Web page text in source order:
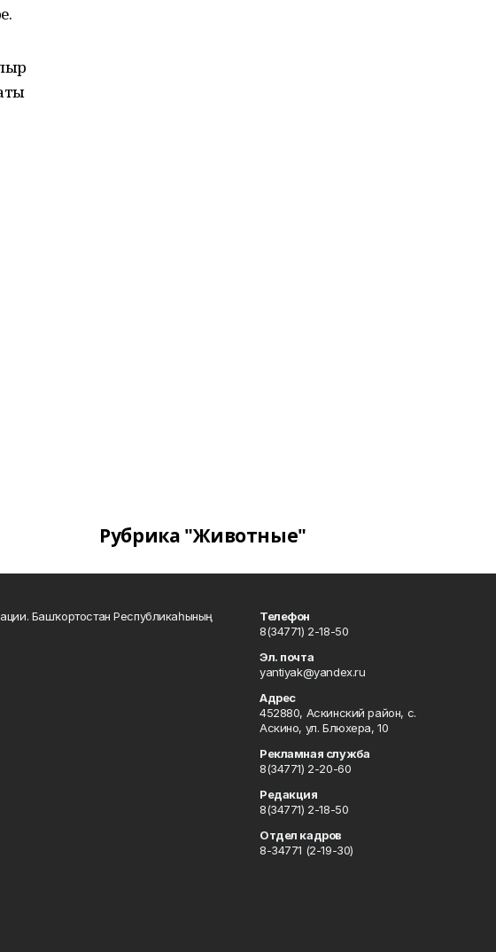
Рубрика "Животные"
Башҡортостан Республикаһының
Телефон
8(34771) 2-18-50
Эл. почта
yantiyak@yandex.ru
Адрес
452880, Аскинский район, с.
Аскино, ул. Блюхера, 10
Рекламная служба
8(34771) 2-20-60
Редакция
8(34771) 2-18-50
Отдел кадров
8-34771 (2-19-30)